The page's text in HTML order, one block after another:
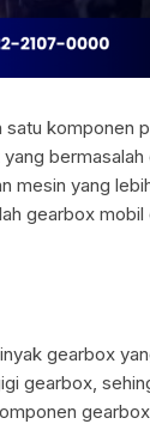
satu komponen
mesin yang
gearbox mobil
gearbox
gearbox,